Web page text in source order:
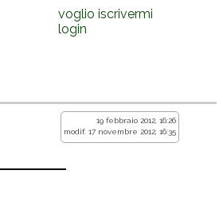
voglio iscrivermi
login
19 febbraio 2012, 16:26
modif. 17 novembre 2012, 16:35